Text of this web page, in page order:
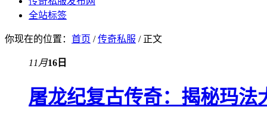
全站标签
你现在的位置： 首页 /传奇私服 / 正文
11月16日
屠龙纪复古传奇：揭秘玛